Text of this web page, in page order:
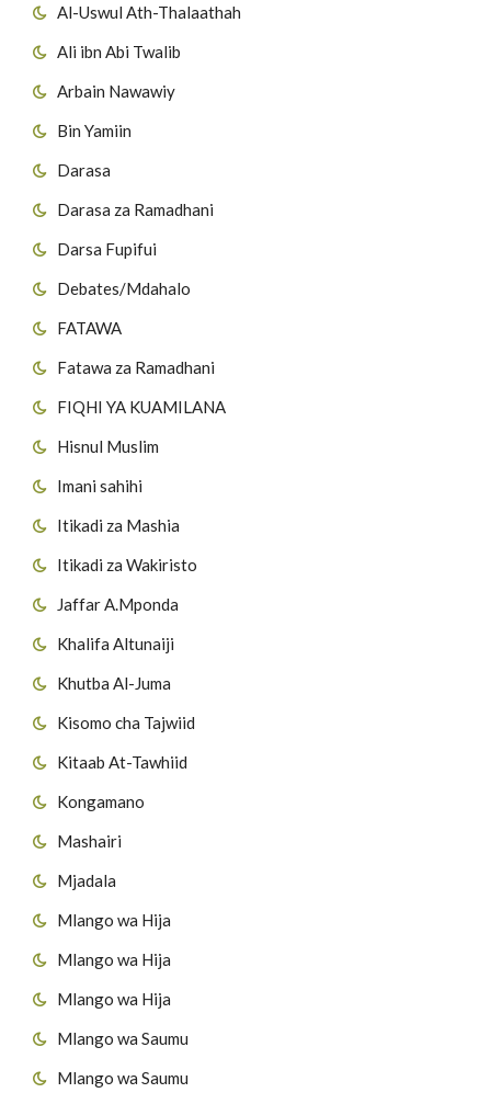
Al-Uswul Ath-Thalaathah
Ali ibn Abi Twalib
Arbain Nawawiy
Bin Yamiin
Darasa
Darasa za Ramadhani
Darsa Fupifui
Debates/Mdahalo
FATAWA
Fatawa za Ramadhani
FIQHI YA KUAMILANA
Hisnul Muslim
Imani sahihi
Itikadi za Mashia
Itikadi za Wakiristo
Jaffar A.Mponda
Khalifa Altunaiji
Khutba Al-Juma
Kisomo cha Tajwiid
Kitaab At-Tawhiid
Kongamano
Mashairi
Mjadala
Mlango wa Hija
Mlango wa Hija
Mlango wa Hija
Mlango wa Saumu
Mlango wa Saumu